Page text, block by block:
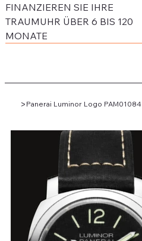
FINANZIEREN SIE IHRE
TRAUMUHR ÜBER 6 BIS 120
MONATE
> Panerai Luminor Logo PAM01084